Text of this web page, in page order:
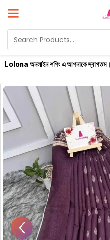
শপিং এ আপনাকে স্বাগতম। "Lolona"